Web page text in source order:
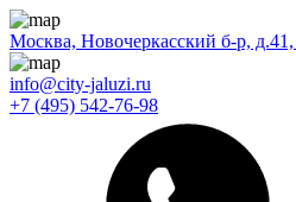
Москва, Новочеркасский б-р,
info@city-jaluzi.ru
+7 (495) 542-76-98